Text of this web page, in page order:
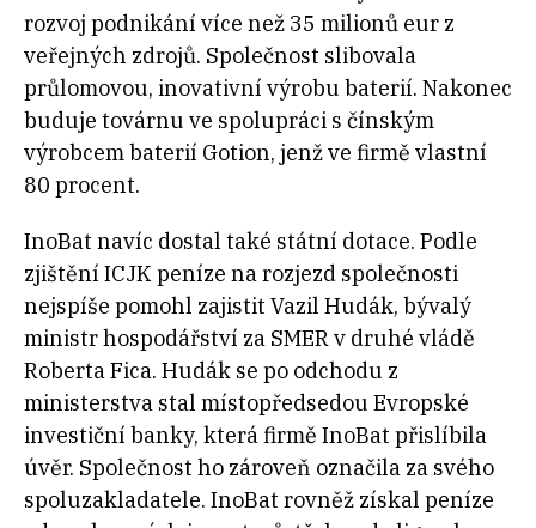
rozvoj podnikání více než 35 milionů eur z
veřejných zdrojů. Společnost slibovala
průlomovou, inovativní výrobu baterií. Nakonec
buduje továrnu ve spolupráci s čínským
výrobcem baterií Gotion, jenž ve firmě vlastní
80 procent.
InoBat navíc dostal také státní dotace. Podle
zjištění ICJK peníze na rozjezd společnosti
nejspíše pomohl zajistit Vazil Hudák, bývalý
ministr hospodářství za SMER v druhé vládě
Roberta Fica. Hudák se po odchodu z
ministerstva stal místopředsedou Evropské
investiční banky, která firmě InoBat přislíbila
úvěr. Společnost ho zároveň označila za svého
spoluzakladatele. InoBat rovněž získal peníze